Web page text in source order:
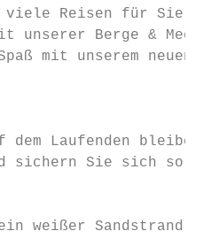
viele Reisen für Sie
unserer Berge &
mit unserem neuen
dem Laufenden
sichern Sie sich so
weißer Sandstrand